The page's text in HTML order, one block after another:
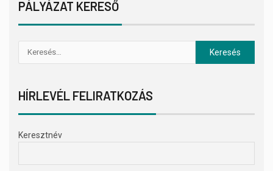
PÁLYÁZAT KERESŐ
HÍRLEVÉL FELIRATKOZÁS
Keresztnév